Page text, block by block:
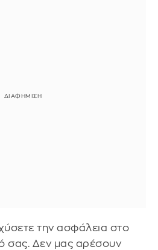
την ασφάλεια στο
σας. Δεν μας αρέσουν